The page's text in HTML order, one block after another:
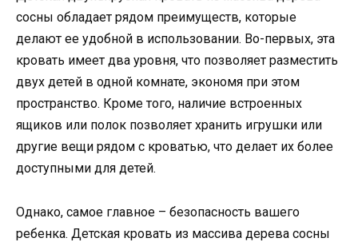
сосны обладает рядом преимуществ, которые
делают ее удобной в использовании. Во-первых, эта
кровать имеет два уровня, что позволяет разместить
двух детей в одной комнате, экономя при этом
пространство. Кроме того, наличие встроенных
ящиков или полок позволяет хранить игрушки или
другие вещи рядом с кроватью, что делает их более
доступными для детей.
Однако, самое главное – безопасность вашего
ребенка. Детская кровать из массива дерева сосны